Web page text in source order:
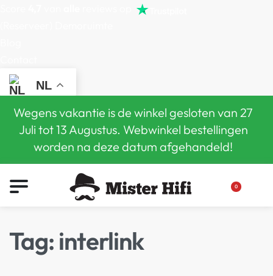
NL
Wegens vakantie is de winkel gesloten van 27
Juli tot 13 Augustus. Webwinkel bestellingen
worden na deze datum afgehandeld!
0
Tag: interlink